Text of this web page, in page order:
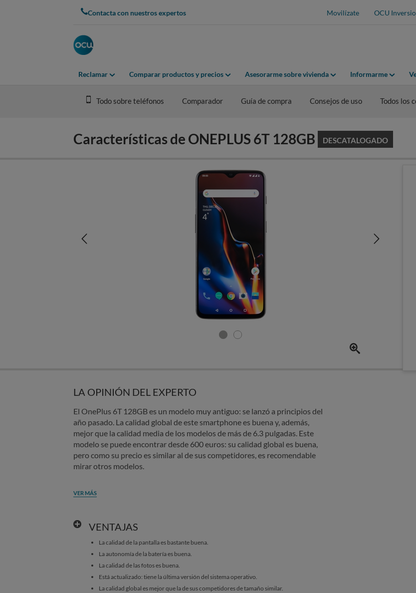
Contacta con nuestros expertos Movilízate OCU
Reclamar Comparar productos y precios Asesorarme sobre vivienda Informarme
Todo sobre teléfonos Comparador Guía de compra Consejos de uso Todos los
Características de ONEPLUS 6T 128GB DESCATALOGADO
LA OPINIÓN DEL EXPERTO
El OnePlus 6T 128GB es un modelo muy antiguo: se lanzó a principios del
año pasado. La calidad global de este smartphone es buena y, además,
mejor que la calidad media de los modelos de más de 6.3 pulgadas. Este
modelo se puede encontrar desde 600 euros: su calidad global es buena,
pero como su precio es similar al de sus competidores, es recomendable
mirar otros modelos.
VER MÁS
VENTAJAS
La calidad de la pantalla es bastante buena.
La autonomía de la batería es buena.
La calidad de las fotos es buena.
Está actualizado: tiene la última versión del sistema operativo.
La calidad global es mejor que la de sus competidores de tamaño similar.